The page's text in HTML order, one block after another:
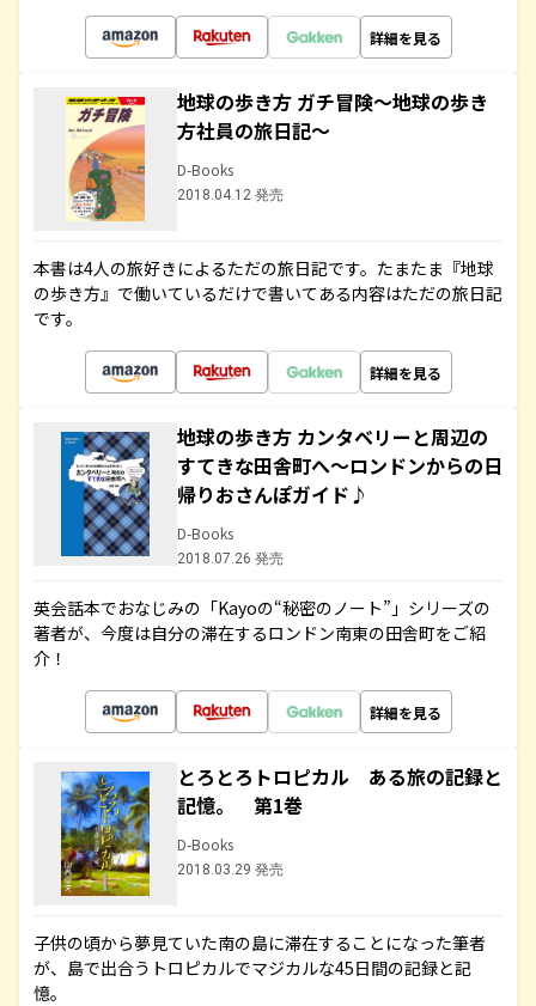
詳細を見る
地球の歩き方 ガチ冒険～地球の歩き
方社員の旅日記～
D-Books
2018.04.12 発売
本書は4人の旅好きによるただの旅日記です。たまたま『地球
の歩き方』で働いているだけで書いてある内容はただの旅日記
です。
詳細を見る
地球の歩き方 カンタベリーと周辺の
すてきな田舎町へ～ロンドンからの日
帰りおさんぽガイド♪
D-Books
2018.07.26 発売
英会話本でおなじみの「Kayoの“秘密のノート”」シリーズの
著者が、今度は自分の滞在するロンドン南東の田舎町をご紹
介！
詳細を見る
とろとろトロピカル ある旅の記録と
記憶。 第1巻
D-Books
2018.03.29 発売
子供の頃から夢見ていた南の島に滞在することになった筆者
が、島で出合うトロピカルでマジカルな45日間の記録と記
憶。